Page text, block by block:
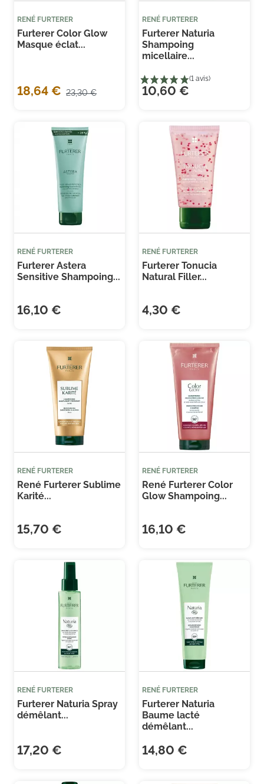
(1 avis)
RENÉ FURTERER
Furterer Color Glow
Masque éclat...
18,64 € 23,30 €
RENÉ FURTERER
Furterer Naturia
Shampoing
micellaire...
10,60 €
RENÉ FURTERER
Furterer Astera
Sensitive Shampoing...
16,10 €
RENÉ FURTERER
Furterer Tonucia
Natural Filler...
4,30 €
RENÉ FURTERER
René Furterer Sublime
Karité...
15,70 €
RENÉ FURTERER
René Furterer Color
Glow Shampoing...
16,10 €
RENÉ FURTERER
Furterer Naturia Spray
démêlant...
17,20 €
RENÉ FURTERER
Furterer Naturia
Baume lacté
démêlant...
14,80 €